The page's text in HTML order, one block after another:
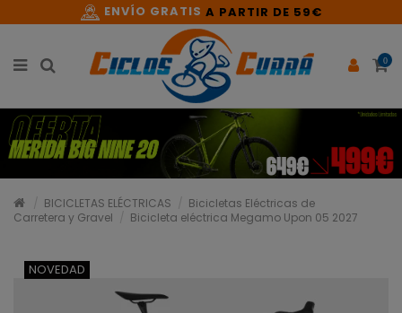
ENVÍO GRATIS A PARTIR DE 59€
0
BICICLETAS ELÉCTRICAS
Bicicletas Eléctricas de
Carretera y Gravel
Bicicleta eléctrica Megamo Upon 05 2027
NOVEDAD